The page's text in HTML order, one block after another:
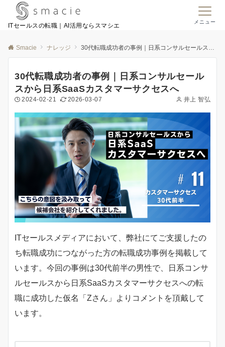
ITセールスの転職｜AI活用ならスマシエ
メニュー
Smacie ナレッジ 30代転職成功者の事例｜日系コンサルセールスから日系SaaSカスタマーサクセスへ
30代転職成功者の事例｜日系コンサルセール
スから日系SaaSカスタマーサクセスへ
2024-02-21 2026-03-07 井上 智弘
ITセールスメディアにおいて、弊社にてご支援したの
ち転職成功につながった方の転職成功事例を掲載して
います。今回の事例は30代前半の男性で、日系コンサ
ルセールスから日系SaaSカスタマーサクセスへの転
職に成功した仮名「Zさん」よりコメントを頂戴して
います。